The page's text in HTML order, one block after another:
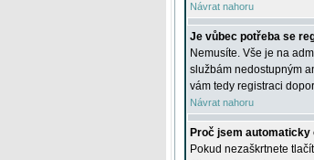
Návrat nahoru
Je vůbec potřeba se
Nemusíte. Vše je na
službám nedostupným
vám tedy registraci
Návrat nahoru
Proč jsem automaticky
Pokud nezaškrtnete